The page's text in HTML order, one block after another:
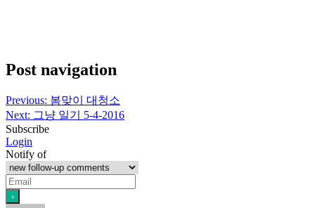
Post navigation
Previous: 봄맞이 대청소
Next: 그냥 일기 5-4-2016
Subscribe
Login
Notify of